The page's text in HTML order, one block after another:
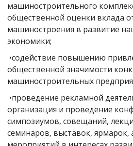
машиностроительного
общественной оценки вклада
машиностроения в развитие
экономики;
•содействие повышению
общественной значимости
машиностроительных
•проведение рекламной
организация и проведение
симпозиумов, совещаний,
семинаров, выставок, ярмарок,